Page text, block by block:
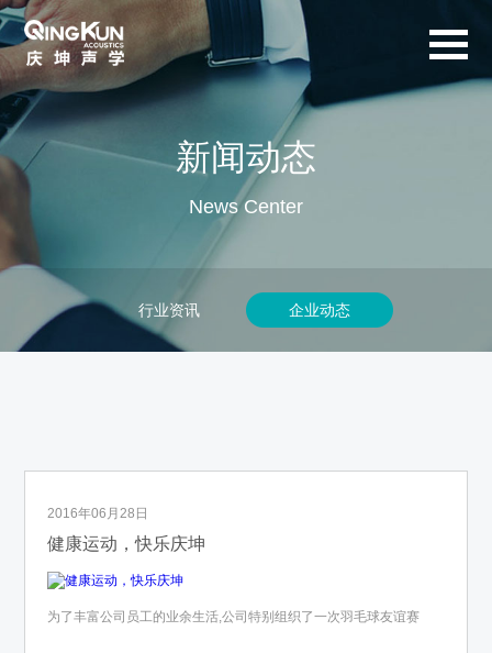
新闻动态
News Center
行业资讯 企业动态
2016年06月28日
健康运动，快乐庆坤
为了丰富公司员工的业余生活,公司特别组织了一次羽毛球友谊赛